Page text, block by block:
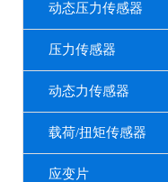
动态压力传感器
压力传感器
动态力传感器
载荷/扭矩传感器
应变片